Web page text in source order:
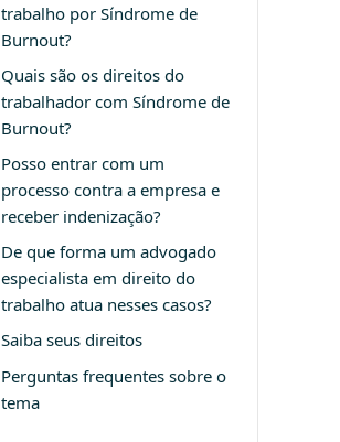
trabalho por Síndrome de
Burnout?
Quais são os direitos do
trabalhador com Síndrome de
Burnout?
Posso entrar com um
processo contra a empresa e
receber indenização?
De que forma um advogado
especialista em direito do
trabalho atua nesses casos?
Saiba seus direitos
Perguntas frequentes sobre o
tema